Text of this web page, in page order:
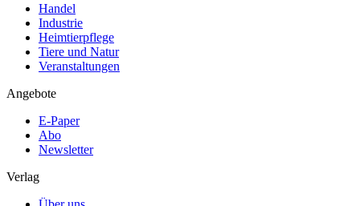
Handel
Industrie
Heimtierpflege
Tiere und Natur
Veranstaltungen
Angebote
E-Paper
Abo
Newsletter
Verlag